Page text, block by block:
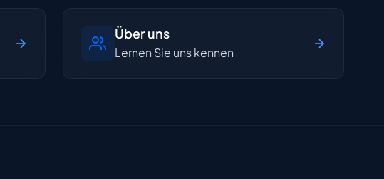
Über uns
Lernen Sie uns kennen